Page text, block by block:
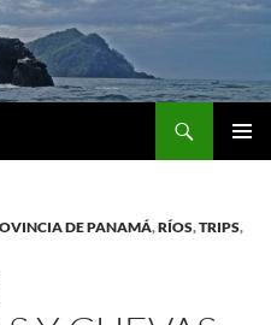
DE PANAMÁ,RÍOS,TRIPS,